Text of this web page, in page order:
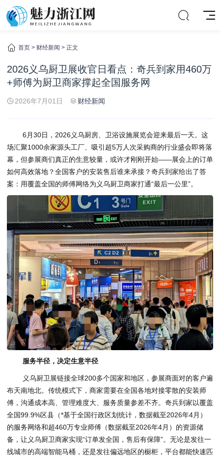
首页 > 财经新闻 > 正文
2026义乌厨卫展收官日看点：奇兵到家用460万
+师傅为厨卫商家撑起全国服务网
2026年7月01日 财经新闻
6月30日，2026义乌厨房、卫浴设施展览会迎来最后一天。这
场汇聚1000余家源头工厂、吸引超5万人次采购商的行业盛会即将落
幕，但参展商们真正的生意较量，或许才刚刚开始——展会上的订单
如何高效落地？全国客户的安装售后谁来承接？奇兵到家给出了答
案：用覆盖全国的师傅网络为义乌厨卫商家打通“最后一公里”。
服务半径，决定生意半径
义乌厨卫展链接全球200多个国家和地区，参展商面对的客户遍
布天南地北。传统模式下，商家需要在全国各地对接零散的安装师
傅，沟通成本高、管理难度大、服务质量参差不齐。奇兵到家以覆盖
全国99.9%区县（*基于全国行政区划统计，数据截至2026年4月）
的服务网络和超460万专业师傅（数据截至2026年4月）的资源储
备，让义乌厨卫商家实现“订单发全国，售后有保障”。无论是发往一
线城市的高端智能马桶，还是发往偏远地区的橱柜，平台都能快速匹